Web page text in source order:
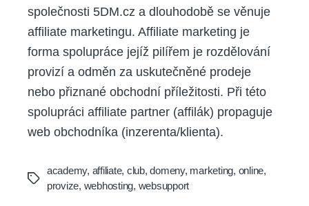
společnosti 5DM.cz a dlouhodobě se věnuje
affiliate marketingu. Affiliate marketing je
forma spolupráce jejíž pilířem je rozdělování
provizí a odměn za uskutečněné prodeje
nebo přiznané obchodní příležitosti. Při této
spolupráci affiliate partner (affilák) propaguje
web obchodníka (inzerenta/klienta).
Tags
academy, affiliate, club,domeny, marketing, online,
provize, webhosting, websupport